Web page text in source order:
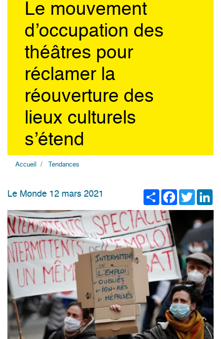
Le mouvement
d’occupation des
théâtres pour
réclamer la
réouverture des
lieux culturels
s’étend
Accueil Tendances
ShareFacebook
Twitter
Le Monde 12 mars 2021